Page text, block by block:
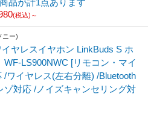
品が計1点あります
(税込)～
ニー)
ヤレスイヤホン LinkBuds S ホ
WF-LS900NWC [リモコン・マイ
/ワイヤレス(左右分離) /Bluetooth
ゾ対応 /ノイズキャンセリング対